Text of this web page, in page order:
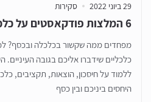
29 ביוני 2022 סקירות
6 המלצות פודקאסטים על כלכלה
מפחדים ממה שקשור בכלכלה ובכסף?
כלכליים שידברו אליכם בגובה העיניים.
ללמוד על חיסכון, הוצאות, תקציבים,
היחסים ביניכם ובין כסף